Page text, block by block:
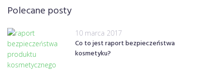
Polecane posty
10 marca 2017
Co to jest raport bezpieczeństwa
kosmetyku?